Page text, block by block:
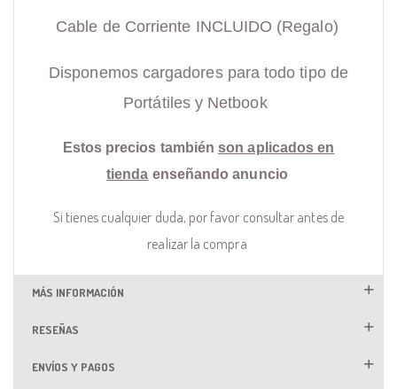
Cable de Corriente INCLUIDO (Regalo)
Disponemos cargadores para todo tipo de
Portátiles y Netbook
Estos precios también son aplicados en
tienda enseñando anuncio
Si tienes cualquier duda, por favor consultar antes de
realizar la compra
MÁS INFORMACIÓN
RESEÑAS
ENVÍOS Y PAGOS